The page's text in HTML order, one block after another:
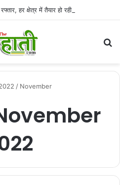
/ November